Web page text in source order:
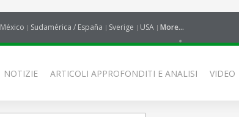
México Sudamérica / España Sverige USA More...
NOTIZIE ARTICOLI APPROFONDITI E ANALISI VIDEO